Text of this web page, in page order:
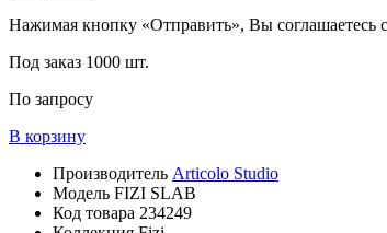
Нажимая кнопку «Отправить», Вы соглашаетесь
Под заказ 1000 шт.
По запросу
В корзину
Производитель Articolo Studio
Модель FIZI SLAB
Код товара 234249